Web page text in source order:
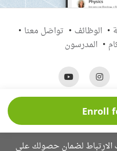
Enroll
الوظائف
تواصَل معنا
المدرسون
نجوى
لضمان حصولك على